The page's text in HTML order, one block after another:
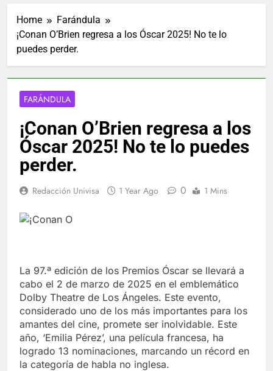
Home
Farándula
¡Conan O’Brien regresa a los Óscar 2025! No te lo
puedes perder.
FARÁNDULA
¡Conan O’Brien regresa a los
Óscar 2025! No te lo puedes
perder.
Redacción Univisa 1 Year Ago 0 1 Mins
La 97.ª edición de los Premios Óscar se llevará a
cabo el 2 de marzo de 2025 en el emblemático
Dolby Theatre de Los Ángeles. Este evento,
considerado uno de los más importantes para los
amantes del cine, promete ser inolvidable. Este
año, ‘Emilia Pérez’, una película francesa, ha
logrado 13 nominaciones, marcando un récord en
la categoría de habla no inglesa.